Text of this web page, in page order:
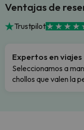
Ventajas de
Trustpilot
Expertos en viajes
Seleccionamos a
chollos que valen la